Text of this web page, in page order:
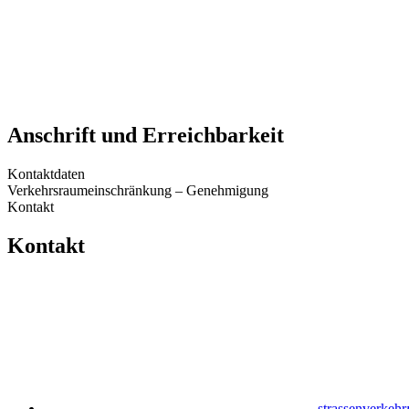
Anschrift und Erreichbarkeit
Kontaktdaten
Verkehrsraumeinschränkung – Genehmigung
Kontakt
Kontakt